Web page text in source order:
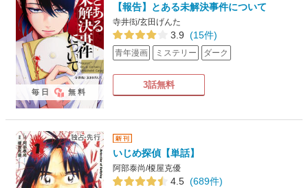
【報告】とある未解決事件について
寺井衒/玄田げんた
3.9 (15件)
青年漫画 ミステリー ダーク
3話無料
毎日 無料
いじめ探偵【単話】
阿部泰尚/榎屋克優
4.5 (689件)